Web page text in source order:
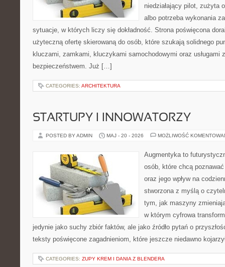
niedziałający pilot, zużyta
albo potrzeba wykonania
sytuacje, w których liczy się dokładność. Strona poświęcona
użyteczną ofertę skierowaną do osób, które szukają solidnego
kluczami, zamkami, kluczykami samochodowymi oraz usługami
bezpieczeństwem. Już […]
CATEGORIES: ARCHITEKTURA
STARTUPY I INNOWATORZY
POSTED BY ADMIN MAJ - 20 - 2026 MOŻLIWOŚĆ
Augmentyka to
osób, które chcą
oraz jego wpływ na
stworzona z myślą o
tym, jak maszyny
w którym cyfrowa
jedynie jako suchy zbiór faktów, ale jako źródło pytań o
teksty poświęcone zagadnieniom, które jeszcze niedawno
CATEGORIES: ZUPY KREM I DANIA Z BLENDERA